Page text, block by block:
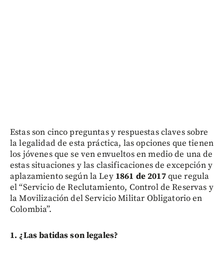
Estas son cinco preguntas y respuestas claves sobre
la legalidad de esta práctica, las opciones que tienen
los jóvenes que se ven envueltos en medio de una de
estas situaciones y las clasificaciones de excepción y
aplazamiento según la Ley 1861 de 2017que regula
el “Servicio de Reclutamiento, Control de Reservas y
la Movilización del Servicio Militar Obligatorio en
Colombia”.
1. ¿Las batidas son legales?